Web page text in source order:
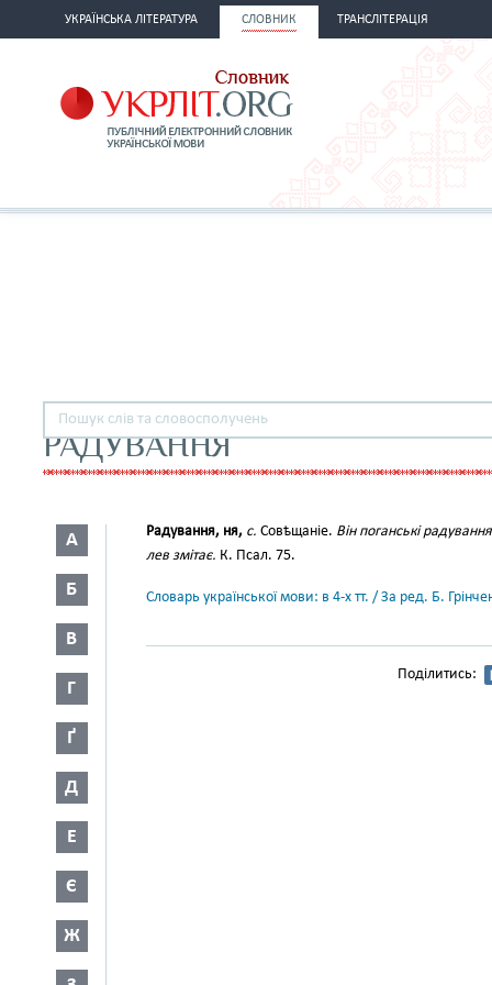
УКРАЇНСЬКА ЛІТЕРАТУРА СЛОВНИК ТРАНСЛІТЕРАЦІЯ
РАДУВАННЯ
А
Б
В
Г
Ґ
Д
Е
Є
Ж
Радування, ня, с. Совѣщаніе. Він поганські
лев змітає. К. Псал. 75.
Словарь української мови: в 4-х тт. / За ред. Б.
Поділитись: